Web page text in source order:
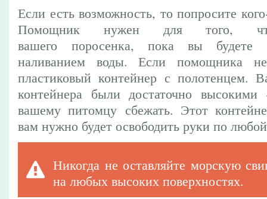
Если есть возможность, то попросите
Помощник нужен для того,
вашего поросенка, пока вы будете
наливанием воды. Если помощника
пластиковый контейнер с полотенцем.
контейнера были достаточно
вашему питомцу сбежать. Этот
вам нужно будет освободить руки по
Никогда не оставляйте морскую
на любых высоких поверхностях.